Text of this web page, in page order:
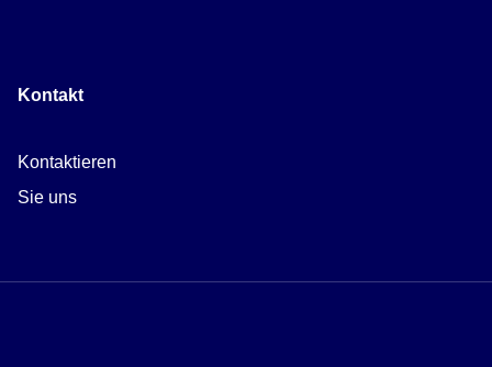
Kontakt
Kontaktieren
Sie uns